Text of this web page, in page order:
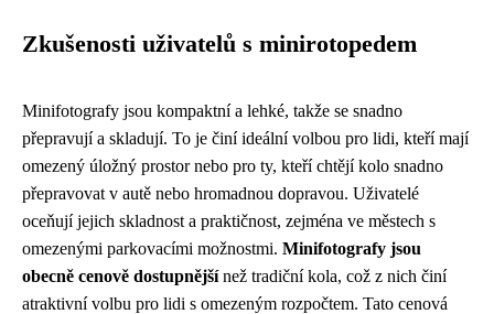
Zkušenosti uživatelů s minirotopedem
Minifotografy jsou kompaktní a lehké, takže se snadno
přepravují a skladují. To je činí ideální volbou pro lidi, kteří mají
omezený úložný prostor nebo pro ty, kteří chtějí kolo snadno
přepravovat v autě nebo hromadnou dopravou. Uživatelé
oceňují jejich skladnost a praktičnost, zejména ve městech s
omezenými parkovacími možnostmi. Minifotografy jsou
obecně cenově dostupnějšínež tradiční kola, což z nich činí
atraktivní volbu pro lidi s omezeným rozpočtem. Tato cenová